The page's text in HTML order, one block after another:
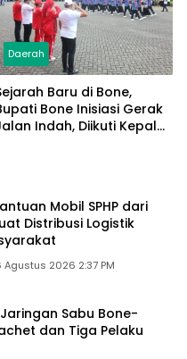
Daerah
Baru di Bone,
Bone Inisiasi Gerak
Indah, Diikuti Kepala
Mobil SPHP dari
Distribusi Logistik
Agustus 2026 2:37 PM
Sabu Bone-
dan Tiga Pelaku